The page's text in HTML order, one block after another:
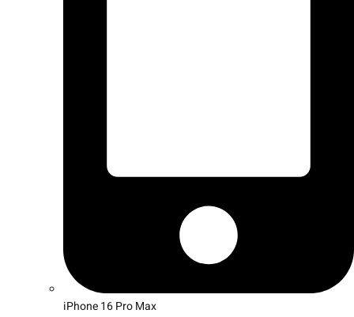
iPhone 16 Pro Max